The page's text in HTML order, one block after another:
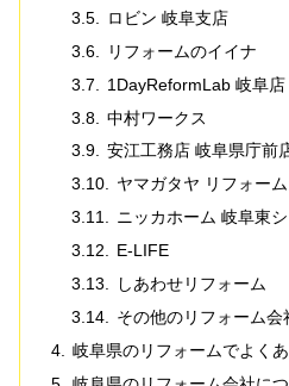
ロビン 岐阜支店
リフォームのイイナ
1DayReformLab 岐阜店
中村ワークス
安江工務店 岐阜県庁前
ヤマガタヤ リフォー
ニッカホーム 岐阜東
E-LIFE
しあわせリフォーム
その他のリフォーム会
岐阜県のリフォームでよく